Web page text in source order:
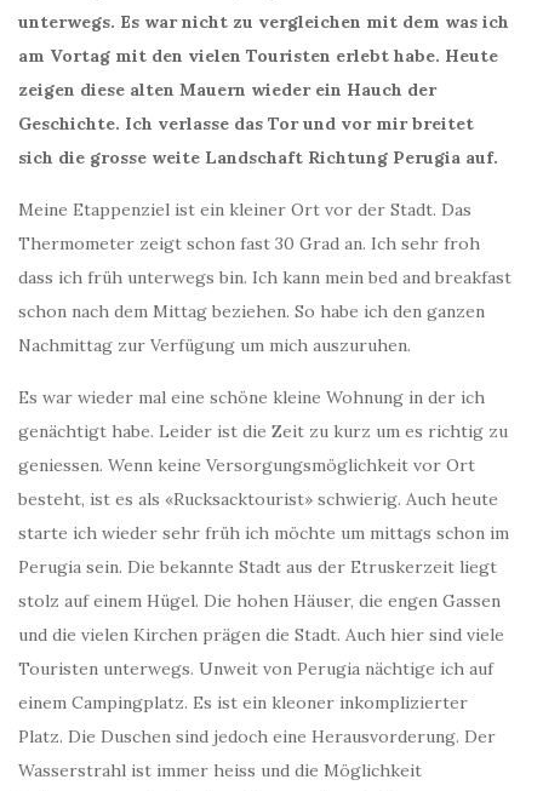
unterwegs. Es war nicht zu vergleichen mit dem was ich
am Vortag mit den vielen Touristen erlebt habe. Heute
zeigen diese alten Mauern wieder ein Hauch der
Geschichte. Ich verlasse das Tor und vor mir breitet
sich die grosse weite Landschaft Richtung Perugia auf.
Meine Etappenziel ist ein kleiner Ort vor der Stadt. Das
Thermometer zeigt schon fast 30 Grad an. Ich sehr froh
dass ich früh unterwegs bin. Ich kann mein bed and breakfast
schon nach dem Mittag beziehen. So habe ich den ganzen
Nachmittag zur Verfügung um mich auszuruhen.
Es war wieder mal eine schöne kleine Wohnung in der ich
genächtigt habe. Leider ist die Zeit zu kurz um es richtig zu
geniessen. Wenn keine Versorgungsmöglichkeit vor Ort
besteht, ist es als «Rucksacktourist» schwierig. Auch heute
starte ich wieder sehr früh ich möchte um mittags schon im
Perugia sein. Die bekannte Stadt aus der Etruskerzeit liegt
stolz auf einem Hügel. Die hohen Häuser, die engen Gassen
und die vielen Kirchen prägen die Stadt. Auch hier sind viele
Touristen unterwegs. Unweit von Perugia nächtige ich auf
einem Campingplatz. Es ist ein kleoner inkomplizierter
Platz. Die Duschen sind jedoch eine Herausvorderung. Der
Wasserstrahl ist immer heiss und die Möglichkeit